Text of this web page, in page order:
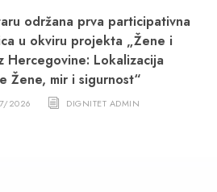
održana prva participativna
u okviru projekta „Žene i
Hercegovine: Lokalizacija
Žene, mir i sigurnost“
2026 DIGNITET ADMIN